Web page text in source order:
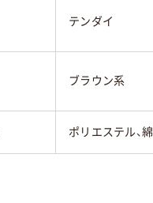
テンダイ
ブラウン系
ポリエステル、綿